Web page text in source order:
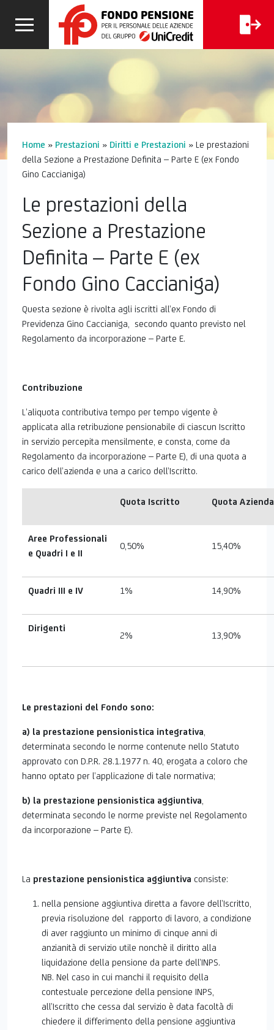
CALCOLA
LA TUA
PENSIONE
Home » Prestazioni » Diritti e Prestazioni » Le prestazioni
della Sezione a Prestazione Definita – Parte E (ex Fondo
Gino Caccianiga)
Le prestazioni della
Sezione a Prestazione
Definita – Parte E (ex
Fondo Gino Caccianiga)
Questa sezione è rivolta agli iscritti all’ex Fondo di
Previdenza Gino Caccianiga, secondo quanto previsto nel
Regolamento da incorporazione – Parte E.
Contribuzione
L’aliquota contributiva tempo per tempo vigente è
applicata alla retribuzione pensionabile di ciascun Iscritto
in servizio percepita mensilmente, e consta, come da
Regolamento da incorporazione – Parte E), di una quota a
carico dell’azienda e una a carico dell’Iscritto.
Quota Iscritto Quota Azienda
Aree Professionali
e Quadri I e II
0,50% 15,40%
Quadri III e IV 1% 14,90%
Dirigenti
2% 13,90%
Le prestazioni del Fondo sono:
a) la prestazione pensionistica integrativa
determinata secondo le norme contenute nello Statuto
approvato con D.P.R. 28.1.1977 n. 40, erogata a coloro che
hanno optato per l’applicazione di tale normativa;
b) la prestazione pensionistica aggiuntiva
determinata secondo le norme previste nel Regolamento
da incorporazione – Parte E).
La prestazione pensionistica aggiuntiva consiste:
nella pensione aggiuntiva diretta a favore dell’Iscritto,
previa risoluzione del rapporto di lavoro, a condizione
di aver raggiunto un minimo di cinque anni di
anzianità di servizio utile nonchè il diritto alla
liquidazione della pensione da parte dell’INPS.
NB. Nel caso in cui manchi il requisito della
contestuale percezione della pensione INPS,
all’Iscritto che cessa dal servizio è data facoltà di
chiedere il differimento della pensione aggiuntiva